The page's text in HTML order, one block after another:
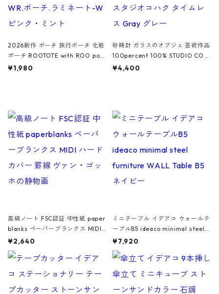
2026新作 ポーチ 旅行ポーチ 化粧
ポーチ ROOTOTE with ROO pou
ch 3532 ルートート WR.ポーチ.ラ
¥1,980
砂時計 ガラスのオブジェ 芸術作品
100percent 100% STUDIO COH
AKU Timeless 100パーセント ス
¥4,400
高級ノート FSC認証 中性紙 paper
blanks ペーパーブランクス MIDI
ハードカバー 罫線 ヴァン・ゴッホ
の静物画
¥2,640
ミニテーブル イデアコ ウォールテ
ーブルB5 ideaco minimal steel f
urniture WALL Table B5 ネイビー
¥7,920